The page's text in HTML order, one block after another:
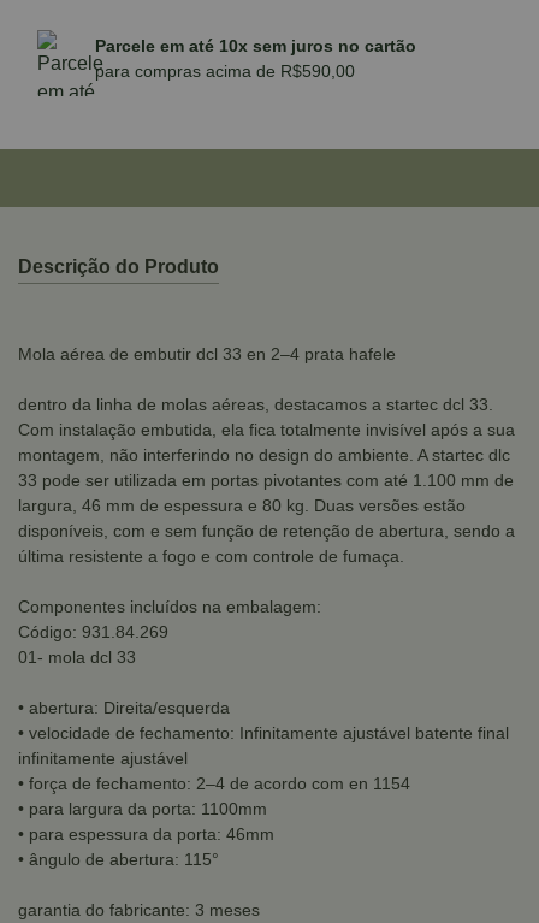
Parcele em até 10x sem juros no cartão
para compras acima de R$590,00
Descrição do Produto
Mola aérea de embutir dcl 33 en 2–4 prata hafele
dentro da linha de molas aéreas, destacamos a startec dcl 33.
Com instalação embutida, ela fica totalmente invisível após a sua
montagem, não interferindo no design do ambiente. A startec dlc
33 pode ser utilizada em portas pivotantes com até 1.100 mm de
largura, 46 mm de espessura e 80 kg. Duas versões estão
disponíveis, com e sem função de retenção de abertura, sendo a
última resistente a fogo e com controle de fumaça.
Componentes incluídos na embalagem:
Código: 931.84.269
01- mola dcl 33
• abertura: Direita/esquerda
• velocidade de fechamento: Infinitamente ajustável batente final
infinitamente ajustável
• força de fechamento: 2–4 de acordo com en 1154
• para largura da porta: 1100mm
• para espessura da porta: 46mm
• ângulo de abertura: 115°
garantia do fabricante: 3 meses